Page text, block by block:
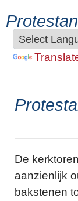
De
aanzienlijk
bakstenen